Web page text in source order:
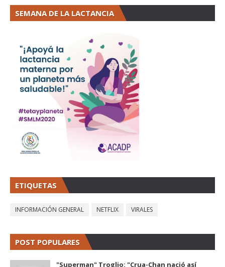
SEMANA DE LA LACTANCIA
ETIQUETAS
INFORMACIÓN GENERAL NETFLIX VIRALES
POST POPULARES
"Superman" Troglio: "Crua-Chan nació así